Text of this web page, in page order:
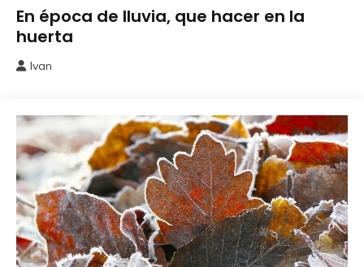
Cuidados
del
Huerto
En época de lluvia, que hacer en la
huerta
2026
Ivan